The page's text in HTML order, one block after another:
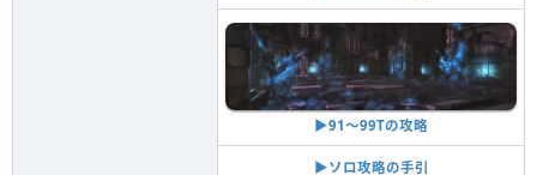
▶︎91〜99Tの攻略
▶︎ソロ攻略の手引